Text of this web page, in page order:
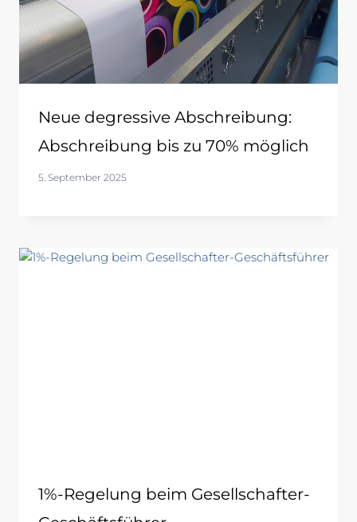
Neue degressive Abschreibung:
Abschreibung bis zu 70% möglich
5. September 2025
1%-Regelung beim Gesellschafter-